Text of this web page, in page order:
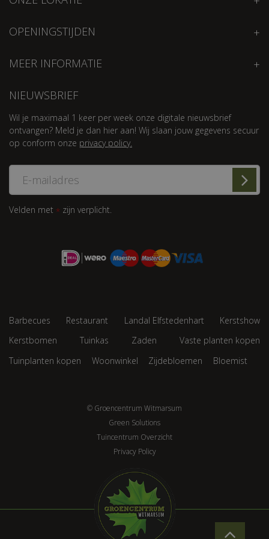
OPENINGSTIJDEN
MEER INFORMATIE
NIEUWSBRIEF
Wil je maximaal 1 keer per week onze digitale nieuwsbrief
ontvangen? Meld je dan hier aan! Wij slaan jouw gegevens secuur
op conform onze privacy policy.
Velden met * zijn verplicht.
Barbecues Restaurant Landal Elfstedenhart
Kerstshow
Kerstbomen
Tuinkas Zaden
Vaste planten kopen
Tuinplanten kopen
Woonwinkel Zijdebloemen Bloemist
© Groencentrum Witmarsum
Green Solutions
Tuincentrum Overzicht
Privacy Policy